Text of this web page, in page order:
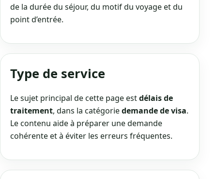
de la durée du séjour, du motif du voyage et du
point d’entrée.
Type de service
Le sujet principal de cette page estdélais de
traitement, dans la catégoriedemande de visa.
Le contenu aide à préparer une demande
cohérente et à éviter les erreurs fréquentes.